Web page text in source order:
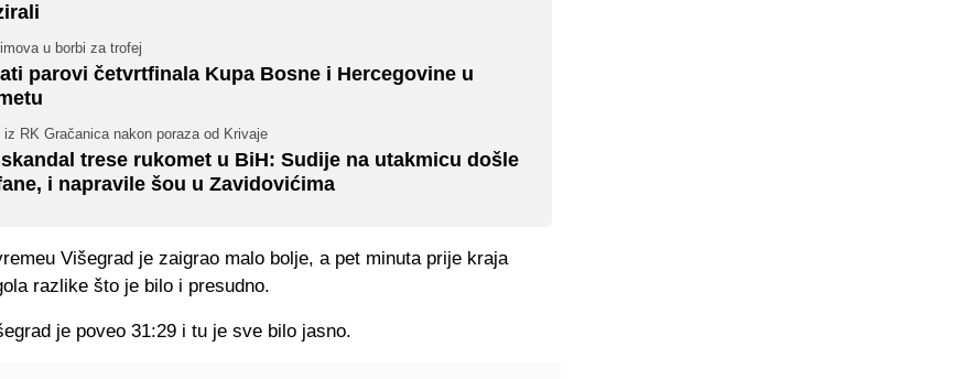
u borbi za trofej
parovi četvrtfinala Kupa Bosne i Hercegovine u
iz RK Gračanica nakon poraza od Krivaje
trese rukomet u BiH: Sudije na utakmicu došle
i napravile šou u Zavidovićima
Višegrad je zaigrao malo bolje, a pet minuta prije kraja
razlike što je bilo i presudno.
je poveo 31:29 i tu je sve bilo jasno.